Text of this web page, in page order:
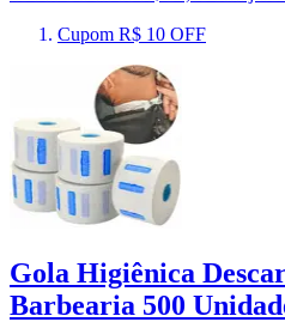
Cupom R$ 10 OFF
Gola Higiênica
Barbearia 500